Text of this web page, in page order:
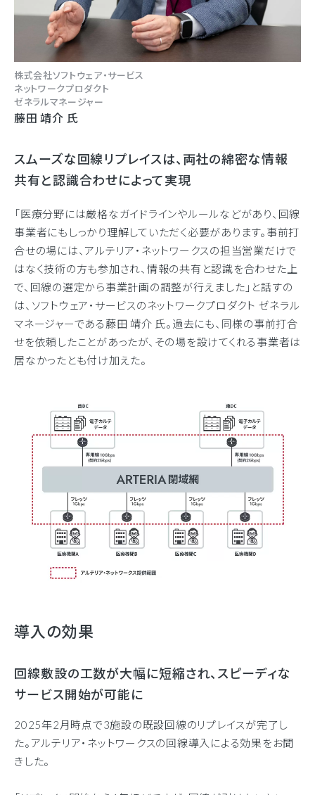
スムーズな回線リプレイスは、両社の綿密な情報
共有と認識合わせによって実現
「医療分野には厳格なガイドラインやルールなどがあり、回線
事業者にもしっかり理解していただく必要があります。事前打
合せの場には、アルテリア・ネットワークスの担当営業だけで
はなく技術の方も参加され、情報の共有と認識を合わせた上
で、回線の選定から事業計画の調整が行えました」と話すの
は、ソフトウェア・サービスのネットワークプロダクト ゼネラル
マネージャーである藤田 靖介 氏。過去にも、同様の事前打合
せを依頼したことがあったが、その場を設けてくれる事業者は
居なかったとも付け加えた。
株式会社ソフトウェア・サービス
ネットワークプロダクト
ゼネラルマネージャー
藤田 靖介 氏
導入の効果
回線敷設の工数が大幅に短縮され、スピーディな
サービス開始が可能に
2025年2月時点で3施設の既設回線のリプレイスが完了し
た。アルテリア・ネットワークスの回線導入による効果をお聞
きした。